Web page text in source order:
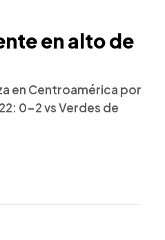
en alto de
en Centroamérica por
0-2 vs Verdes de